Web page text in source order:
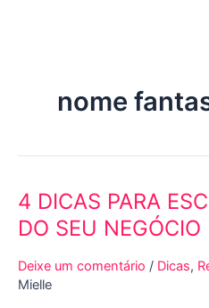
nome
4 DICAS PARA
DO SEU NEGÓCIO
Deixe um comentário / Dicas,
Mielle
4
DICAS
PARA
ESCOLHER
O